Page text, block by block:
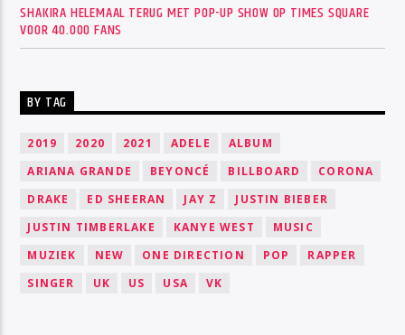
SHAKIRA HELEMAAL TERUG MET POP-UP SHOW OP TIMES SQUARE
VOOR 40.000 FANS
BY TAG
2019 2020 2021 ADELE
ALBUM
ARIANA GRANDE
BEYONCÉ BILLBOARD
CORONA
DRAKE
ED SHEERAN JAY Z
JUSTIN BIEBER
JUSTIN TIMBERLAKE
KANYE WEST
MUSIC
MUZIEK
NEW ONE DIRECTION POP
RAPPER
SINGER
UK US USA VK